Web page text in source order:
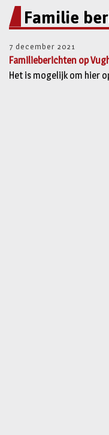
Familie
7 december 2021
Familieberichten op
Het is mogelijk om hier